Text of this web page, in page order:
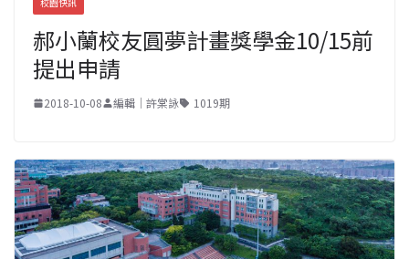
郝小蘭校友圓夢計畫獎學金10/15前
提出申請
2018-10-08 編輯｜許棠詠 1019期